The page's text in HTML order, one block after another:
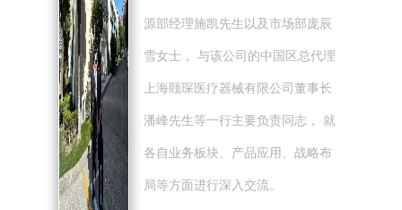
源部经理施凯先生以及市场部庞辰
雪女士， 与该公司的中国区总代理
上海颐琛医疗器械有限公司董事长
潘峰先生等一行主要负责同志， 就
各自业务板块、产品应用、战略布
局等方面进行深入交流。